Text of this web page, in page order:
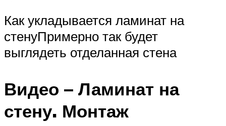
Как укладывается ламинат на
стенуПримерно так будет
выглядеть отделанная стена
Видео – Ламинат на
стену. Монтаж